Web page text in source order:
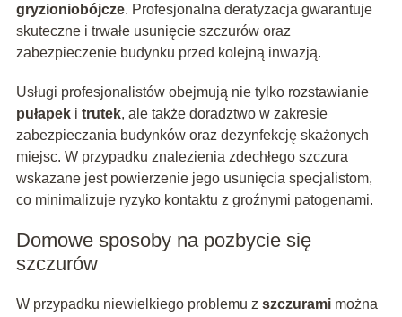
gryzioniobójcze. Profesjonalna deratyzacja gwarantuje
skuteczne i trwałe usunięcie szczurów oraz
zabezpieczenie budynku przed kolejną inwazją.
Usługi profesjonalistów obejmują nie tylko rozstawianie
pułapeki trutek, ale także doradztwo w zakresie
zabezpieczania budynków oraz dezynfekcję skażonych
miejsc. W przypadku znalezienia zdechłego szczura
wskazane jest powierzenie jego usunięcia specjalistom,
co minimalizuje ryzyko kontaktu z groźnymi patogenami.
Domowe sposoby na pozbycie się
szczurów
W przypadku niewielkiego problemu z szczuramimożna